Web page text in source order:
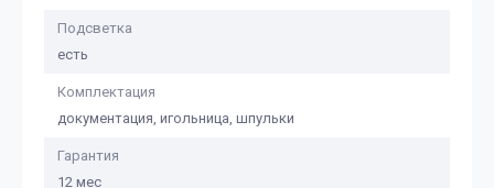
Подсветка
есть
Комплектация
документация, игольница, шпульки
Гарантия
12 мес